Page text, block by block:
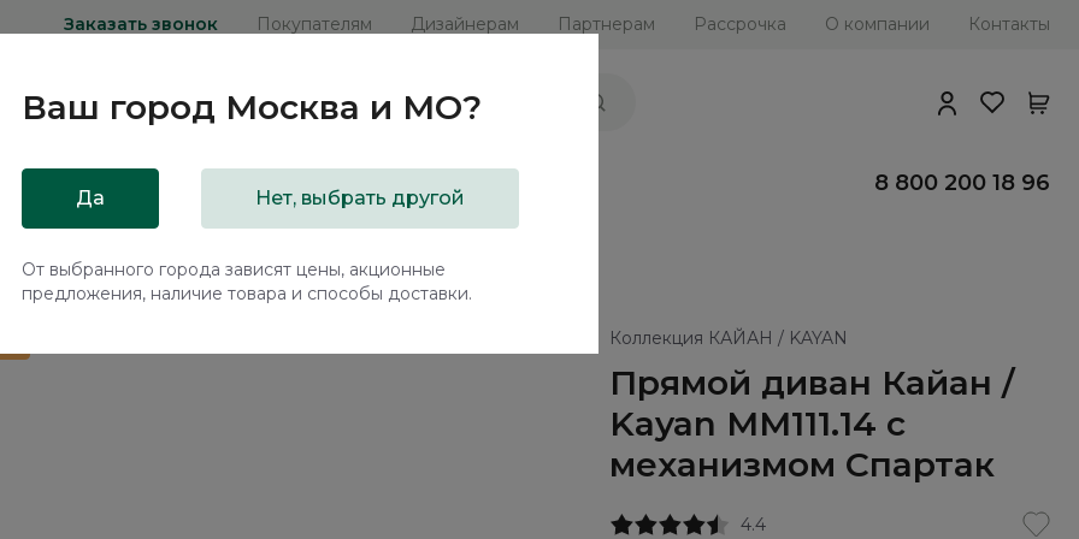
Заказать звонок Покупателям Дизайнерам Партнерам Рассрочка О компании Контакты
Распродажа 8 800 200 18 96
диван Кайан / Kayan ММ111.14 с механизмом Спартак
Коллекция КАЙАН / KAYAN
Прямой диван Кайан /
Kayan ММ111.14 с
механизмом Спартак
4.4
Ваш город Москва и МО?
Да Нет, выбрать другой
От выбранного города зависят цены, акционные
предложения, наличие товара и способы доставки.